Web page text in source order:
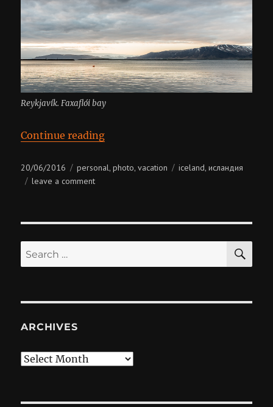
Reykjavík. Faxaflói bay
Continue reading“Iceland”
Posted
on
20/06/2016 Categories
personal,photo,vacation Tags
iceland,исландия
leave a commenton
Search
for:
ARCHIVES
Archives